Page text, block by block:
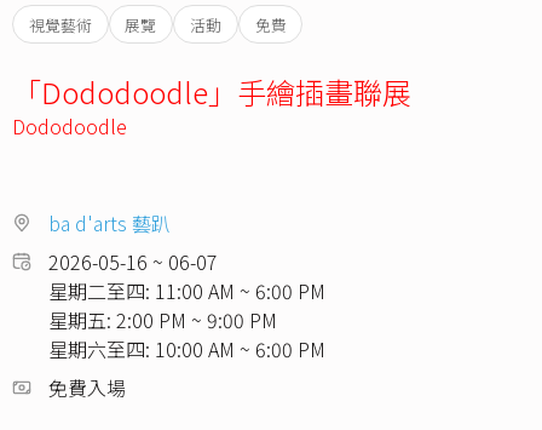
視覺藝術 展覽 活動 免費
「Dododoodle」手繪插畫聯展
Dododoodle
ba d'arts 藝趴
2026-05-16 ~ 06-07
星期二至四: 11:00 AM ~ 6:00 PM
星期五: 2:00 PM ~ 9:00 PM
星期六至四: 10:00 AM ~ 6:00 PM
免費入場